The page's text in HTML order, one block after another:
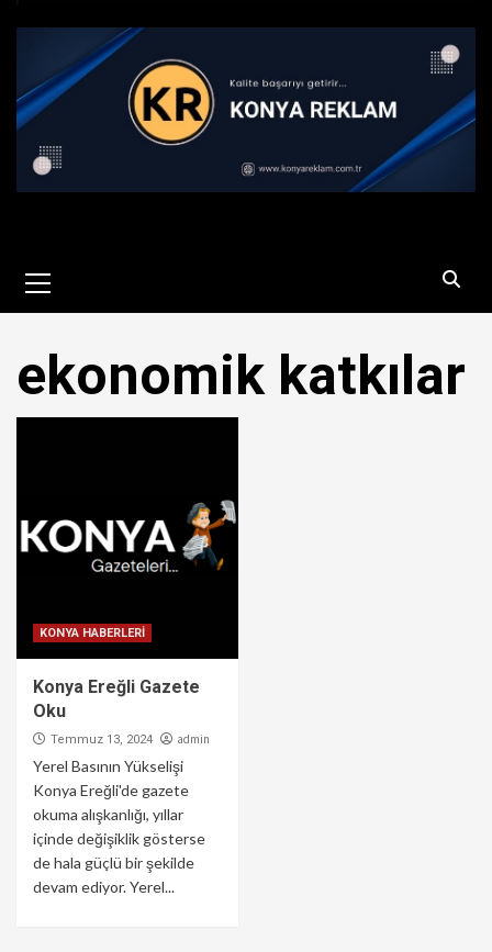
Menu
ekonomik katkılar
KONYA HABERLERİ
Konya Ereğli Gazete
Oku
Temmuz 13, 2024 admin
Yerel Basının Yükselişi
Konya Ereğli'de gazete
okuma alışkanlığı, yıllar
içinde değişiklik gösterse
de hala güçlü bir şekilde
devam ediyor. Yerel...